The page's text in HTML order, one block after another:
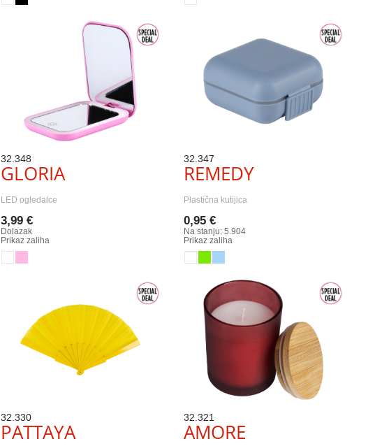
32.348
GLORIA
LED ogledalce
3,99 €
Dolazak
Prikaz zaliha
32.347
REMEDY
Plastična kutijica
0,95 €
Na stanju: 5.904
Prikaz zaliha
32.330
PATTAYA
32.321
AMORE